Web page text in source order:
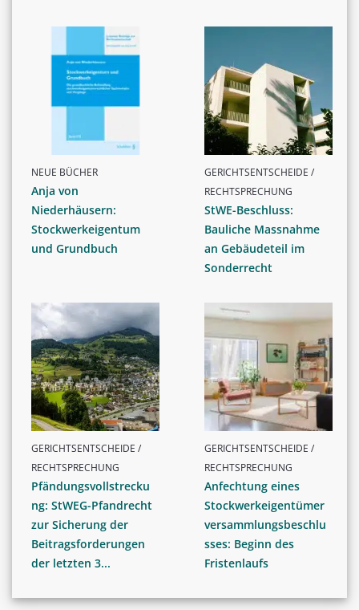
NEUE BÜCHER
Anja von
Niederhäusern:
Stockwerkeigentum
und Grundbuch
GERICHTSENTSCHEIDE /
RECHTSPRECHUNG
StWE-Beschluss:
Bauliche Massnahme
an Gebäudeteil im
Sonderrecht
GERICHTSENTSCHEIDE /
RECHTSPRECHUNG
Pfändungsvollstrecku
ng: StWEG-Pfandrecht
zur Sicherung der
Beitragsforderungen
der letzten 3...
GERICHTSENTSCHEIDE /
RECHTSPRECHUNG
Anfechtung eines
Stockwerkeigentümer
versammlungsbeschlu
sses: Beginn des
Fristenlaufs